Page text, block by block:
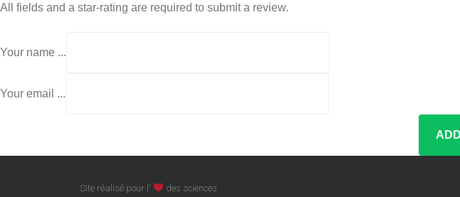
All fields and a star-rating are required to submit a review.
Your name ...
Your email ...
Site réalisé pour l' des sciences